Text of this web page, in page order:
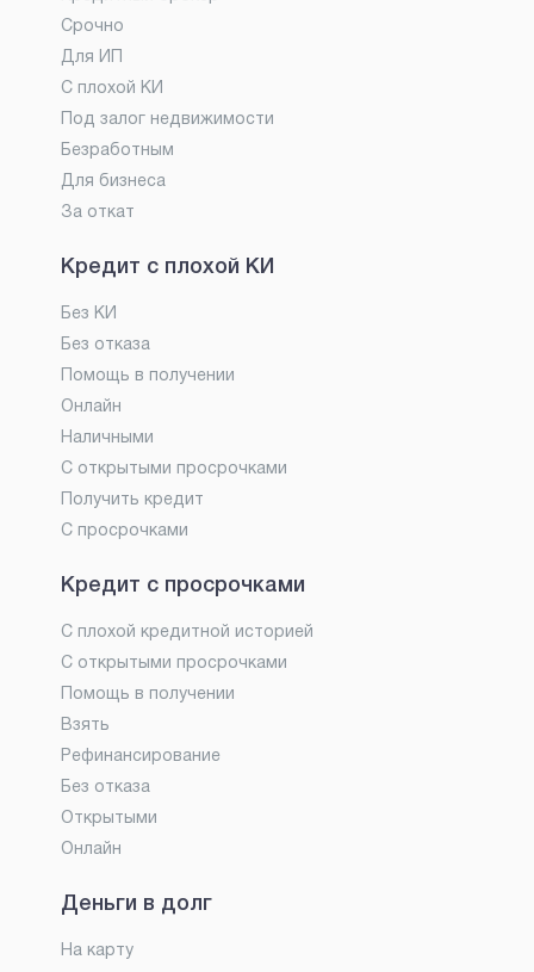
Срочно
Для ИП
С плохой КИ
Под залог недвижимости
Безработным
Для бизнеса
За откат
Кредит с плохой КИ
Без КИ
Без отказа
Помощь в получении
Онлайн
Наличными
С открытыми просрочками
Получить кредит
С просрочками
Кредит с просрочками
С плохой кредитной историей
С открытыми просрочками
Помощь в получении
Взять
Рефинансирование
Без отказа
Открытыми
Онлайн
Деньги в долг
На карту